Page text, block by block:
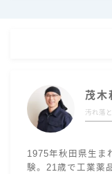
茂木
汚れ落
1975年秋田県生ま
験。21歳で工業薬